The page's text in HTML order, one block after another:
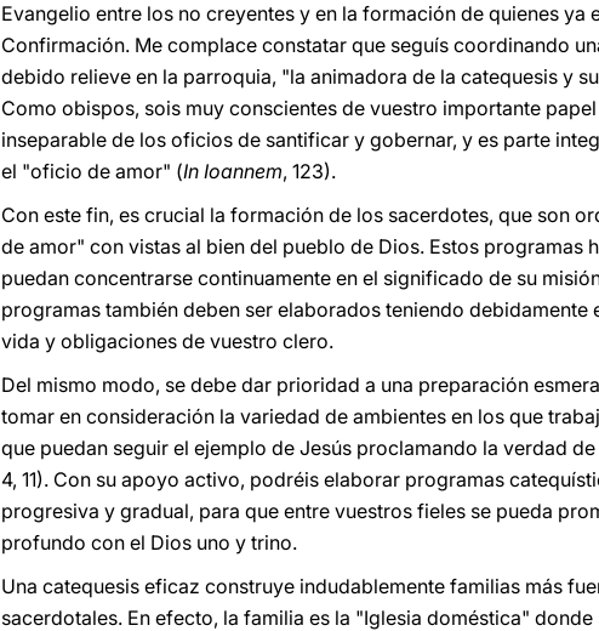
Evangelio entre los no creyentes y en la formación de quienes ya
Confirmación. Me complace constatar que seguís coordinando
debido relieve en la parroquia, "la animadora de la catequesis y
Como obispos, sois muy conscientes de vuestro importante
inseparable de los oficios de santificar y gobernar, y es parte
el "oficio de amor" (In Ioannem, 123).
Con este fin, es crucial la formación de los sacerdotes, que son
de amor" con vistas al bien del pueblo de Dios. Estos programas
puedan concentrarse continuamente en el significado de su
programas también deben ser elaborados teniendo
vida y obligaciones de vuestro clero.
Del mismo modo, se debe dar prioridad a una preparación
tomar en consideración la variedad de ambientes en los que
que puedan seguir el ejemplo de Jesús proclamando la verdad
4, 11). Con su apoyo activo, podréis elaborar programas
progresiva y gradual, para que entre vuestros fieles se pueda
profundo con el Dios uno y trino.
Una catequesis eficaz construye indudablemente familias más
sacerdotales. En efecto, la familia es la "Iglesia doméstica"